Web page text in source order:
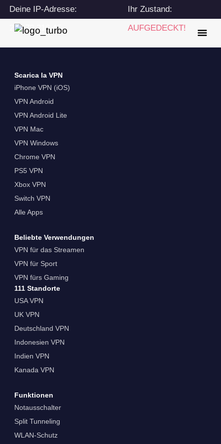
Deine IP-Adresse:
216.73.216.45
Ihr Zustand:
AUFGEDECKT!
Scarica la VPN
iPhone VPN (iOS)
VPN Android
VPN Android Lite
VPN Mac
VPN Windows
Chrome VPN
PS5 VPN
Xbox VPN
Switch VPN
Alle Apps
Beliebte Verwendungen
VPN für das Streamen
VPN für Sport
VPN fürs Gaming
111 Standorte
USA VPN
UK VPN
Deutschland VPN
Indonesien VPN
Indien VPN
Kanada VPN
Funktionen
Notausschalter
Split Tunneling
WLAN-Schutz